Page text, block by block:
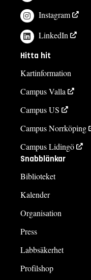
Instagram
LinkedIn
Hitta hit
Kartinformation
Campus Valla
Campus US
Campus Norrköping
Campus Lidingö
Snabblänkar
Biblioteket
Kalender
Organisation
Press
Labbsäkerhet
Profilshop